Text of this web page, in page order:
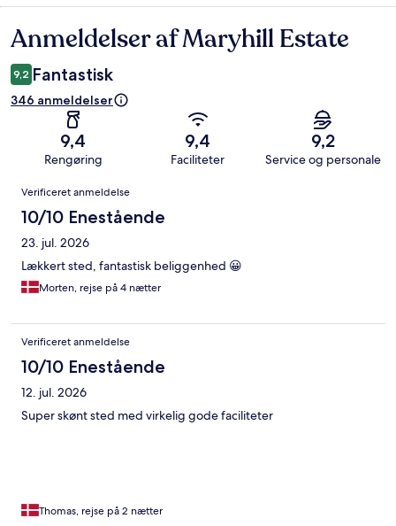
Anmeldelser
Anmeldelser af Maryhill Estate
9,2 Fantastisk
346 anmeldelser
9,4
Rengøring
9,4
Faciliteter
9,2
Service og personale
Anmeldelser
Verificeret anmeldelse
10/10 Enestående
23. jul. 2026
Lækkert sted, fantastisk beliggenhed 😀
Morten, rejse på 4 nætter
Verificeret anmeldelse
10/10 Enestående
12. jul. 2026
Super skønt sted med virkelig gode faciliteter
Thomas, rejse på 2 nætter